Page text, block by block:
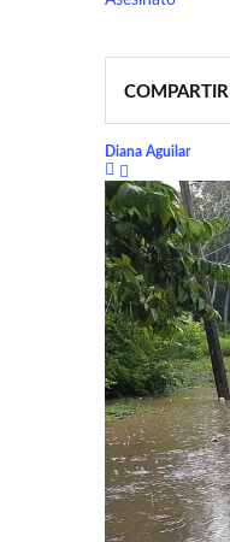
COMPARTIR
Diana Aguilar